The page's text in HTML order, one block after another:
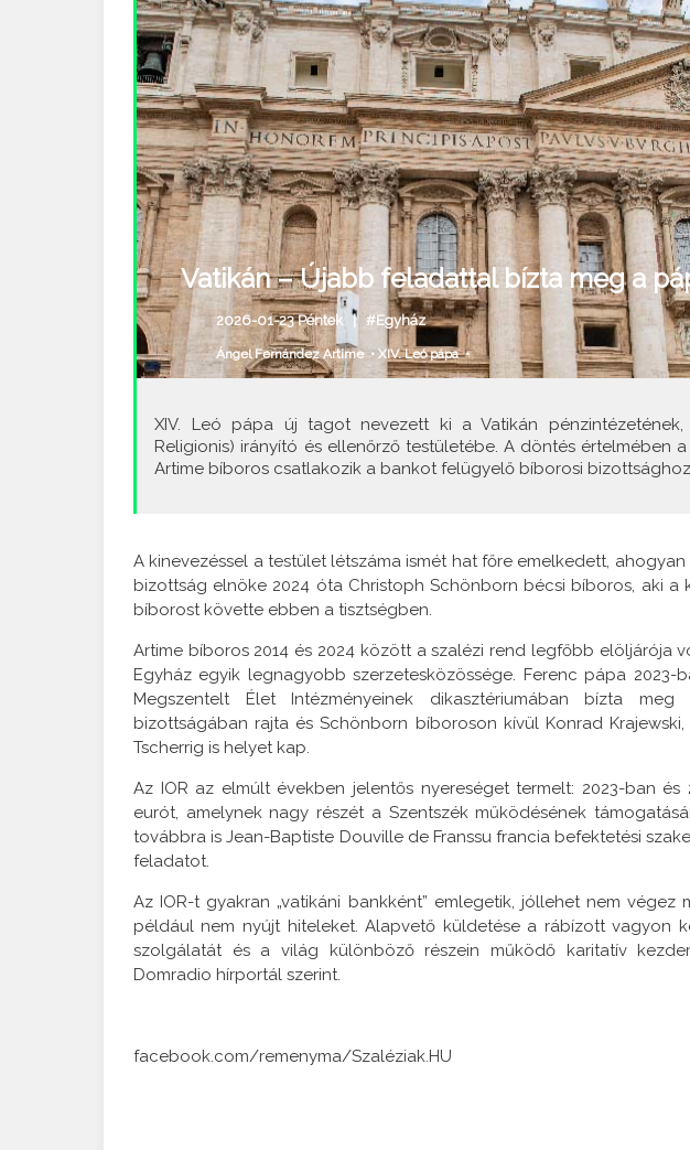
Vatikán – Újabb feladattal bízta meg a
2026-01-23 Péntek | #Egyház
Ángel Fernández Artime• XIV. Leó pápa•
XIV. Leó pápa új tagot nevezett ki a Vatikán
Religionis) irányító és ellenőrző testületébe. A döntés értelmében
Artime bíboros csatlakozik a bankot felügyelő bíborosi
A kinevezéssel a testület létszáma ismét hat főre emelkedett,
bizottság elnöke 2024 óta Christoph Schönborn bécsi bíboros, aki a
bíborost követte ebben a tisztségben.
Artime bíboros 2014 és 2024 között a szalézi rend legfőbb elöljárója
Egyház egyik legnagyobb szerzetesközössége. Ferenc pápa 2023-
Megszentelt Élet Intézményeinek dikasztériumában bízta
bizottságában rajta és Schönborn bíboroson kívül Konrad
Tscherrig is helyet kap.
Az IOR az elmúlt években jelentős nyereséget termelt: 2023-ban
eurót, amelynek nagy részét a Szentszék működésének
továbbra is Jean-Baptiste Douville de Franssu francia befektetési
feladatot.
Az IOR-t gyakran „vatikáni bankként” emlegetik, jóllehet nem végez
például nem nyújt hiteleket. Alapvető küldetése a rábízott vagyon
szolgálatát és a világ különböző részein működő karitatív
Domradio hírportál szerint.
facebook.com/remenyma/Szaléziak.HU